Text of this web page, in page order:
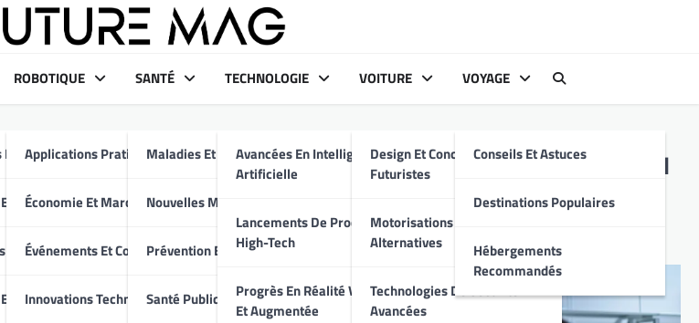
Et Critiques
Portraits
Musicales
Événements
ROBOTIQUE
Applications Pratiques
Économie Et Marché
Événements Et Conférences
Innovations Technologiques
SANTÉ
Maladies Et Traitements
Nouvelles Médicales
Prévention Et Bien-Être
Santé Publique
TECHNOLOGIE
Avancées En Intelligence
Artificielle
Lancements De Produits
High-Tech
Progrès En Réalité Virtuelle
Et Augmentée
VOITURE
Design Et Conception
Futuristes
Motorisations Hybrides Et
Alternatives
Technologies De Sécurité
Avancées
VOYAGE
Conseils Et Astuces
Destinations Populaires
Hébergements
Recommandés
Révolutionnaires dans le Traitement du
vous Dès Maintenant